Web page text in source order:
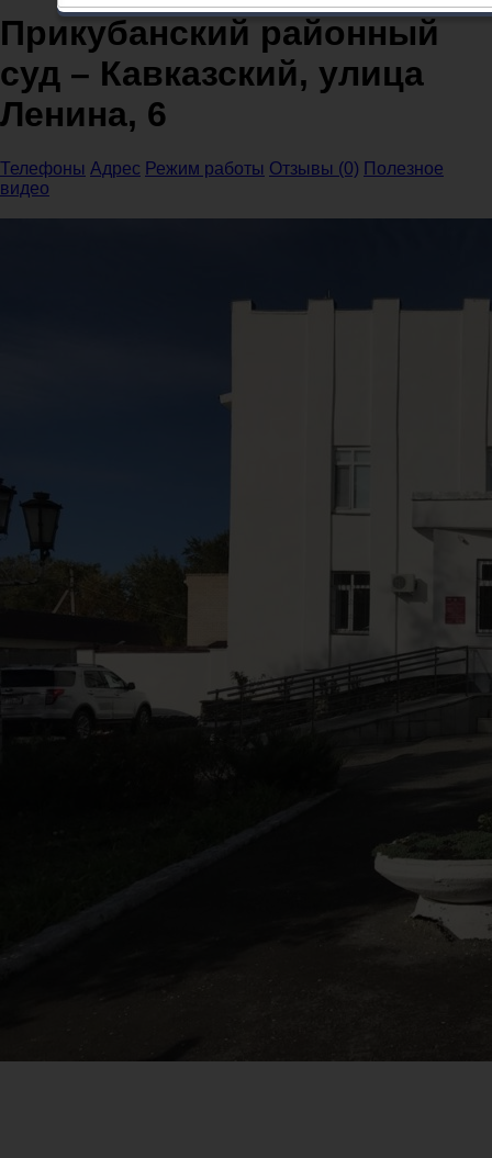
Прикубанский районный
суд – Кавказский, улица
Ленина, 6
Телефоны Адрес Режим работы Отзывы (0) Полезное
видео